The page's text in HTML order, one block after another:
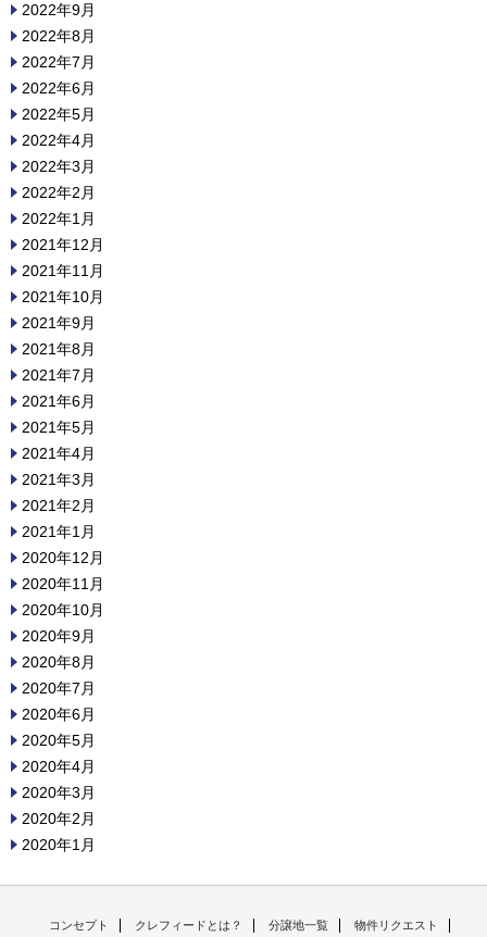
2022年9月
2022年8月
2022年7月
2022年6月
2022年5月
2022年4月
2022年3月
2022年2月
2022年1月
2021年12月
2021年11月
2021年10月
2021年9月
2021年8月
2021年7月
2021年6月
2021年5月
2021年4月
2021年3月
2021年2月
2021年1月
2020年12月
2020年11月
2020年10月
2020年9月
2020年8月
2020年7月
2020年6月
2020年5月
2020年4月
2020年3月
2020年2月
2020年1月
コンセプト クレフィードとは？ 分譲地一覧 物件リクエスト